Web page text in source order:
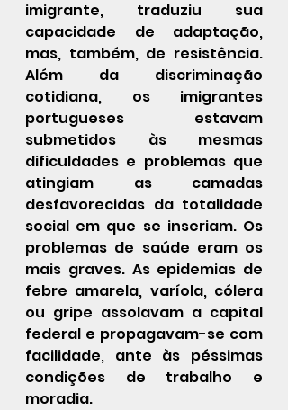
imigrante, traduziu sua
capacidade de adaptação,
mas, também, de resistência.
Além da discriminação
cotidiana, os imigrantes
portugueses estavam
submetidos às mesmas
dificuldades e problemas que
atingiam as camadas
desfavorecidas da totalidade
social em que se inseriam. Os
problemas de saúde eram os
mais graves. As epidemias de
febre amarela, varíola, cólera
ou gripe assolavam a capital
federal e propagavam-se com
facilidade, ante às péssimas
condições de trabalho e
moradia.